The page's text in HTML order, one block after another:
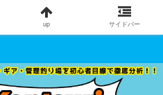
up サイドバー